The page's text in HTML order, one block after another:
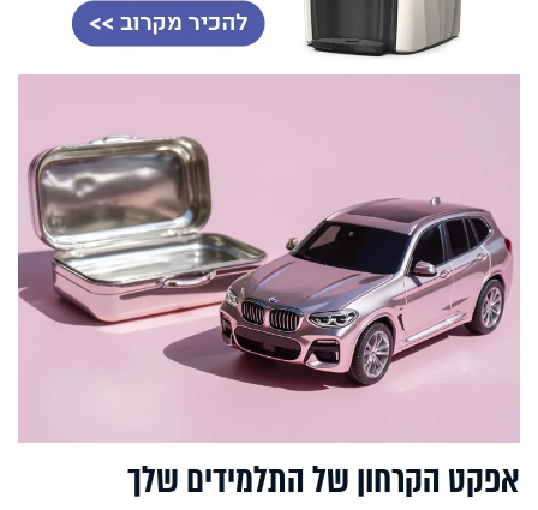
אפקט הקרחון של התלמידים שלך